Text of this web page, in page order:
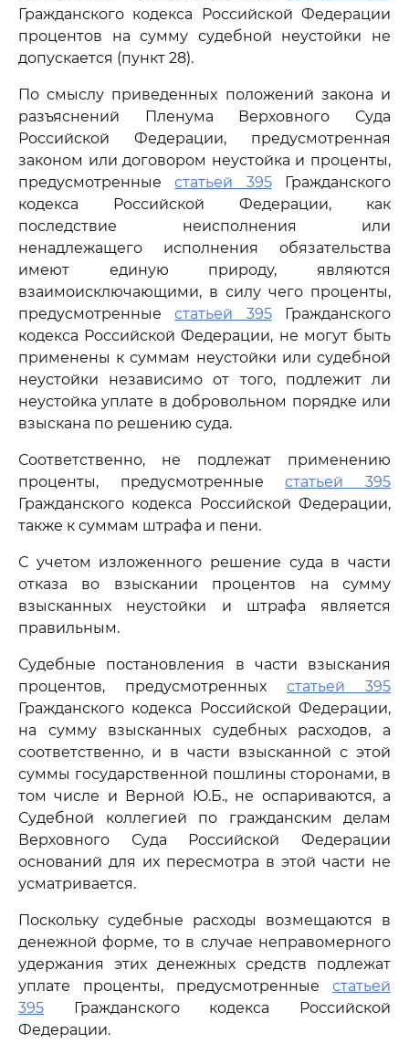
Гражданского кодекса Российской Федерации
процентов на сумму судебной неустойки не
допускается (пункт 28).
По смыслу приведенных положений закона и
разъяснений Пленума Верховного Суда
Российской Федерации, предусмотренная
законом или договором неустойка и проценты,
предусмотренныестатьей 395Гражданского
кодекса Российской Федерации, как
последствие неисполнения или
ненадлежащего исполнения обязательства
имеют единую природу, являются
взаимоисключающими, в силу чего проценты,
предусмотренныестатьей 395Гражданского
кодекса Российской Федерации, не могут быть
применены к суммам неустойки или судебной
неустойки независимо от того, подлежит ли
неустойка уплате в добровольном порядке или
взыскана по решению суда.
Соответственно, не подлежат применению
проценты, предусмотренныестатьей 395
Гражданского кодекса Российской Федерации,
также к суммам штрафа и пени.
С учетом изложенного решение суда в части
отказа во взыскании процентов на сумму
взысканных неустойки и штрафа является
правильным.
Судебные постановления в части взыскания
процентов, предусмотренных статьей 395
Гражданского кодекса Российской Федерации,
на сумму взысканных судебных расходов, а
соответственно, и в части взысканной с этой
суммы государственной пошлины сторонами, в
том числе и Верной Ю.Б., не оспариваются, а
Судебной коллегией по гражданским делам
Верховного Суда Российской Федерации
оснований для их пересмотра в этой части не
усматривается.
Поскольку судебные расходы возмещаются в
денежной форме, то в случае неправомерного
удержания этих денежных средств подлежат
уплате проценты, предусмотренные статьей
395 Гражданского кодекса Российской
Федерации.